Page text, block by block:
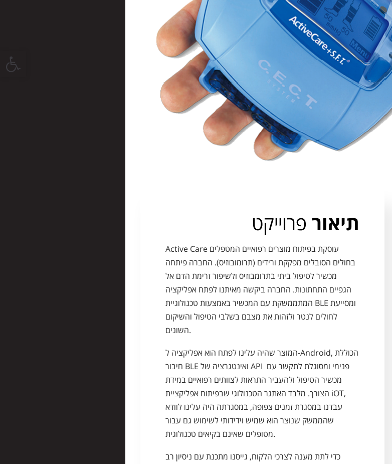
Open toolbar
תיאור פרוייקט
Active Care עוסקת בפיתוח מוצרים רפואיים המטפלים
בחולים הסובלים מפקקת ורידים (תרומובוזיס). החברה פיתחה
מכשיר לטיפול ביתי בתרומבוזיס ולשיפור זרימת הדם אל
הגפיים התחתונות. החברה ביקשה מאיתנו לפתח אפליקציה
המתממשקת עם המכשיר באמצעות טכנולוגיית BLE ומסייעת
לחולים לנטר ולזהות את מצבם בשלבי הטיפול והשיקום
השונים.
המוצר שהיה עלינו לפתח הוא אפליקציה ל-Android, הכוללת
חיבור BLE ואינטגרציה של API פנימי ומסוגלת לתקשר עם
מכשיר הטיפול ולהעביר התראות לצוותים רפואיים במידת
הצורך. מלבד האתגר הטכנולוגי שבפיתוח אפליקציית iOT,
עבדנו במסגרת זמנים צפופה, במסגרתה היה עלינו לוודא
שהממשק שנוצר הוא שמיש וידידותי לשימוש גם עבור
מטופלים שאינם בקיאים טכנולוגית.
כדי לתת מענה לצרכי הלקוח, גייסנו מתכנת עם ניסיון רב